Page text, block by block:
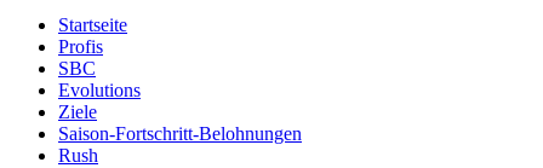
Startseite
Profis
SBC
Evolutions
Ziele
Saison-Fortschritt-Belohnungen
Rush